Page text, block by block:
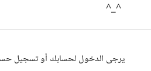
^_^
يرجى الدخول لحسابك أو تسجيل